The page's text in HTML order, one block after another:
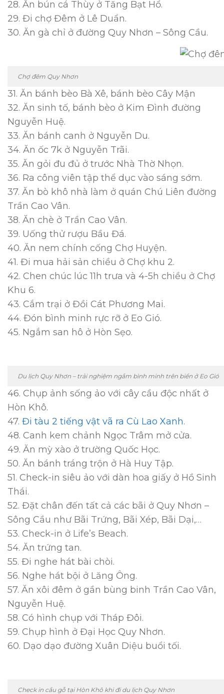
28. Ăn bún cá Thùy ở Tăng Bạt Hổ.
29. Đi chợ Đêm ở Lê Duẩn.
30. Ăn gà chỉ ở đường Quy Nhơn – Sông Cầu.
Chợ đêm Quy Nhơn
31. Ăn bánh bèo Bà Xê, bánh bèo Cây Mận
32. Ăn sinh tố, bánh bèo ở Kim Đình đường
Nguyễn Huệ.
33. Ăn bánh canh ở Nguyễn Du.
34. Ăn ốc 7k ở Nguyễn Trãi.
35. Ăn gỏi đu đủ ở trước Nhà Thờ Nhọn.
36. Ra công viên tập thể dục vào sáng sớm.
37. Ăn bò khô nhà làm ở quán Chú Liên đường
Trần Cao Vân.
38. Ăn chè ở Trần Cao Vân.
39. Uống thử rượu Bầu Đá.
40. Ăn nem chính cống Chợ Huyện.
41. Đi mua hải sản chiều ở Chợ khu 2.
42. Chen chúc lúc 11h trưa và 4-5h chiều ở Chợ
Khu 6.
43. Cắm trại ở Đồi Cát Phương Mai.
44. Đón bình minh rực rỡ ở Eo Gió.
45. Ngắm san hô ở Hòn Sẹo.
Du lịch Quy Nhơn – trải nghiệm ngắm bình minh trên biển ở Eo Gió
46. Chụp ảnh sống ảo với cây cầu độc nhất ở
Hòn Khô.
47. Đi tàu 2 tiếng vật vã ra Cù Lao Xanh.
48. Canh kem chảnh Ngọc Trâm mở cửa.
49. Ăn mỳ xào ở trường Quốc Học.
50. Ăn bánh tráng trộn ở Hà Huy Tập.
51. Check-in siêu ảo với dàn hoa giấy ở Hồ Sinh
Thái.
52. Đặt chân đến tất cả các bãi ở Quy Nhơn –
Sông Cầu như Bãi Trứng, Bãi Xép, Bãi Dại,…
53. Check-in ở Life’s Beach.
54. Ăn trứng tan.
55. Đi nghe hát bài chòi.
56. Nghe hát bội ở Lăng Ông.
57. Ăn xôi đêm ở gần bùng binh Trần Cao Vân,
Nguyễn Huệ.
58. Có hình chụp với Tháp Đôi.
59. Chụp hình ở Đại Học Quy Nhơn.
60. Dạo dạo đường Xuân Diệu buổi tối.
Check in cầu gỗ tại Hòn Khô khi đi du lịch Quy Nhơn